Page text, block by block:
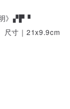
》▞▛▝
尺寸｜21x9.9cm